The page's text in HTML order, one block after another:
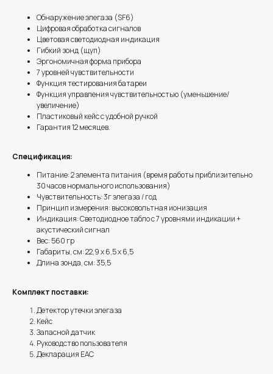
Обнаружение элегаза (SF6)
Цифровая обработка сигналов
Цветовая светодиодная индикация
Гибкий зонд (щуп)
Эргономичная форма прибора
7 уровней чувствительности
Функция тестирования батареи
Функция управления чувствительностью (уменьшение/
увеличение)
Пластиковый кейс с удобной ручкой
Гарантия 12 месяцев.
Спецификация:
Питание: 2 элемента питания (время работы приблизительно
30 часов нормального использования)
Чувствительность: 3г элегаза / год
Принцип измерения: высоковольтная ионизация
Индикация: Светодиодное табло с 7 уровнями индикации +
акустический сигнал
Вес: 560 гр
Габариты, см: 22,9 х 6,5 х 6,5
Длина зонда, см: 35,5
Комплект поставки:
Детектор утечки элегаза
Кейс
Запасной датчик
Руководство пользователя
Декларация ЕАС